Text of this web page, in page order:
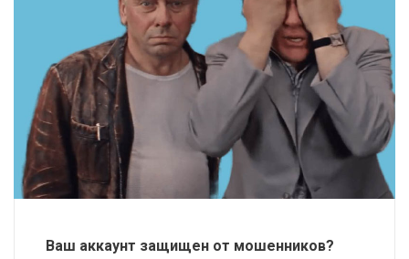
Ваш аккаунт защищен от мошенников?